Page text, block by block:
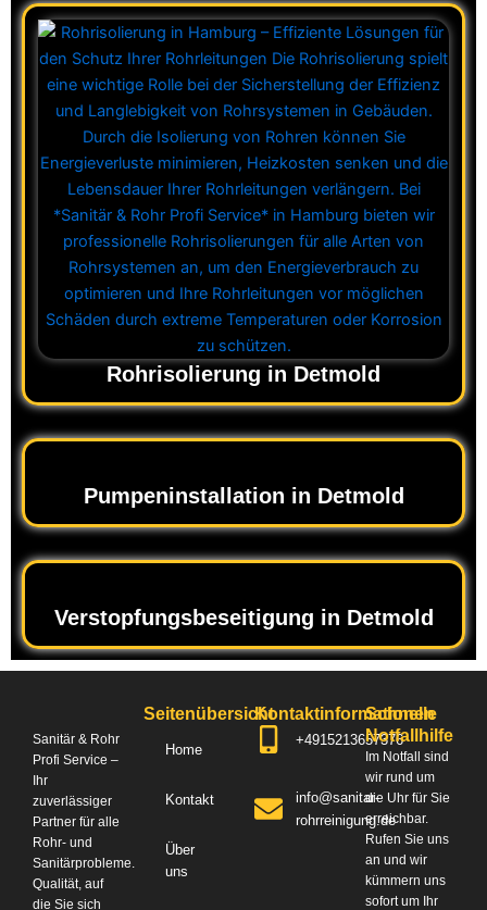
Rohrisolierung in Detmold
Pumpeninstallation in Detmold
Verstopfungsbeseitigung in Detmold
Sanitär & Rohr
Profi Service –
Ihr
zuverlässiger
Partner für alle
Rohr- und
Sanitärprobleme.
Qualität, auf
die Sie sich
Seitenübersicht
Home
Kontakt
Über
uns
Kontaktinformationen
+4915213657376
info@sanitar-
rohrreinigung.de
Schnelle
Notfallhilfe
Im Notfall sind
wir rund um
die Uhr für Sie
erreichbar.
Rufen Sie uns
an und wir
kümmern uns
sofort um Ihr